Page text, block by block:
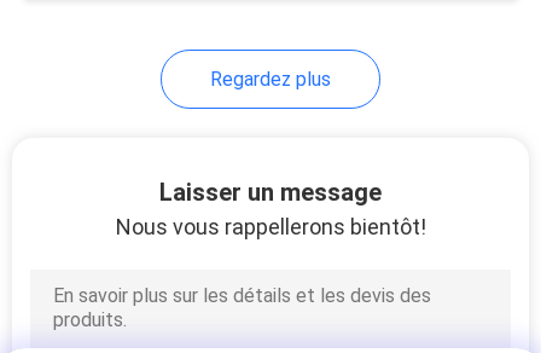
de fil
Regardez plus
Laisser un message
Nous vous rappellerons bientôt!